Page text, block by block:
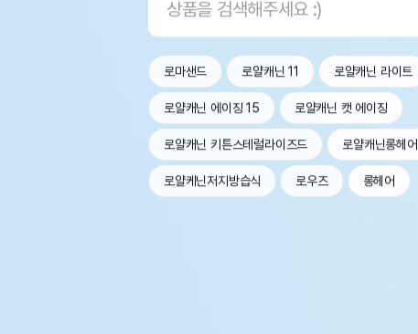
로마샌드 로얄캐닌 11 로얄캐닌 라이트
로얄캐닌 에이징 15 로얄캐닌 캣 에이징
로얄캐닌 키튼스테럴라이즈드 로얄캐닌롱헤어
로얄케닌저지방습식 로우즈 롱헤어